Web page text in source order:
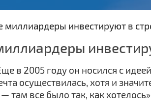
миллиардеры инвестируют в
в 2005 году он носился с
осуществилась, хотя и
там все было так, как